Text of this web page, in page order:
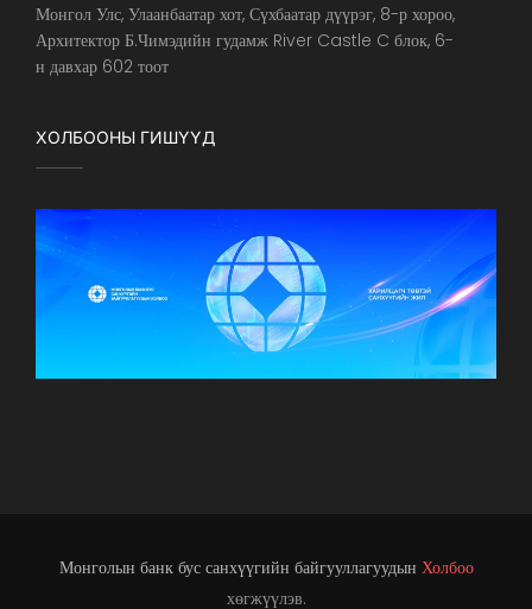
Монгол Улс, Улаанбаатар хот, Сүхбаатар дүүрэг, 8-р хороо,
Архитектор Б.Чимэдийн гудамж River Castle C блок, 6-
н давхар 602 тоот
ХОЛБООНЫ ГИШҮҮД
Монголын банк бус санхүүгийн байгууллагуудын Холбоо
хөгжүүлэв.